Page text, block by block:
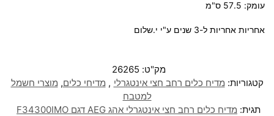
עומק: 57.5 ס"מ
אחריות אחריות ל-3 שנים ע"י י.שלום
מק"ט: 26265
קטגוריות: מדיח כלים רחב חצי אינטגרלי , מדיחי כלים, מוצרי חשמל
למטבח
תגית: מדיח כלים רחב חצי אינטגרלי אהג AEG דגם F34300IMO